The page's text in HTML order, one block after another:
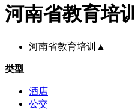
河南省教育培训
河南省教育培训 ▲
类型
酒店
公交